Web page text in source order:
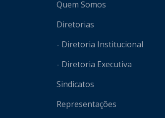
Quem Somos
Diretorias
- Diretoria Institucional
- Diretoria Executiva
Sindicatos
Representações